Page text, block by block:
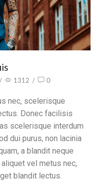
/ 1312 / 0
nec, scelerisque
Donec facilisis
scelerisque interdum
dui purus, non lacinia
a blandit neque
vel metus nec,
blandit lectus.